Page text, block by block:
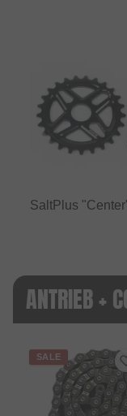
SaltPlus
ANTRIEB +
SALE